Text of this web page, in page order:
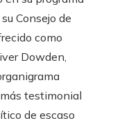
Consejo de
como
Dowden,
testimonial
de escaso